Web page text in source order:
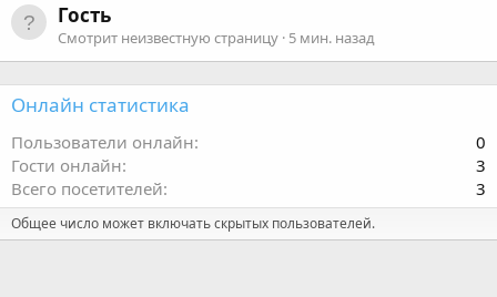
Гость
Смотрит неизвестную страницу 5 мин. назад
Онлайн статистика
Пользователи онлайн
0
Гости онлайн
3
Всего посетителей
3
Общее число может включать скрытых пользователей.